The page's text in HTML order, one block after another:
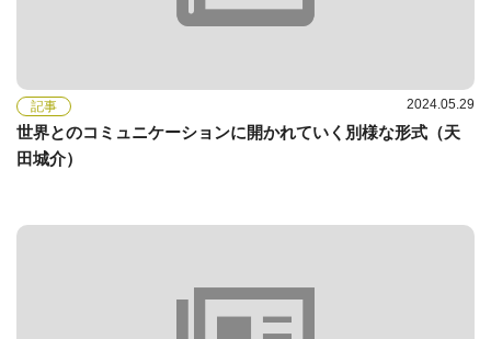
記事 2024.05.29
世界とのコミュニケーションに開かれていく別様な形式（天
田城介）